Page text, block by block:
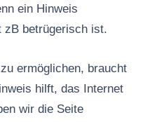
ein Hinweis
zB betrügerisch ist.
ermöglichen, braucht
hilft, das Internet
wir die Seite